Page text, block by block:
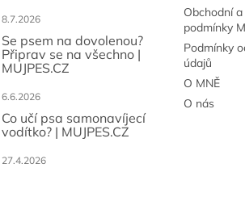
8.7.2026
Se psem na dovolenou?
Připrav se na všechno |
MUJPES.CZ
6.6.2026
Co učí psa samonavíjecí
vodítko? | MUJPES.CZ
27.4.2026
Obchodní
podmínky
Podmínky
údajů
O MNĚ
O nás